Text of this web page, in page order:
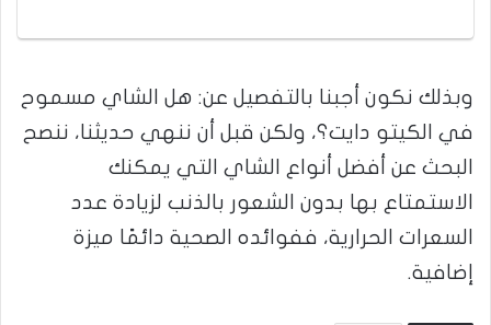
وبذلك نكون أجبنا بالتفصيل عن: هل الشاي مسموح
في الكيتو دايت؟، ولكن قبل أن ننهي حديثنا، ننصح
البحث عن أفضل أنواع الشاي التي يمكنك
الاستمتاع بها بدون الشعور بالذنب لزيادة عدد
السعرات الحرارية، ففوائده الصحية دائمًا ميزة
إضافية.